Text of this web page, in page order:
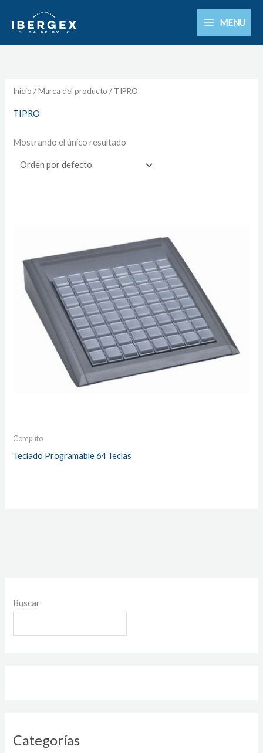
MENU
Buscar
Categorías
Inicio / Marca del producto / TIPRO
TIPRO
Mostrando el único resultado
Computo
Teclado Programable 64 Teclas